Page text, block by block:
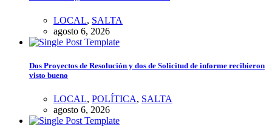
LOCAL, SALTA
agosto 6, 2026
Dos Proyectos de Resolución y dos de Solicitud de informe recibieron
visto bueno
LOCAL, POLÍTICA, SALTA
agosto 6, 2026